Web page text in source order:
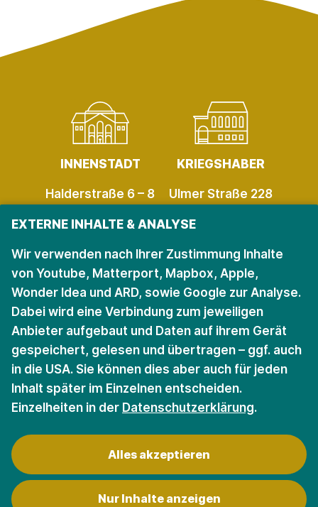
EXTERNE INHALTE & ANALYSE
Wir verwenden nach Ihrer Zustimmung Inhalte
von Youtube, Matterport, Mapbox, Apple,
Wonder Idea und ARD, sowie Google zur Analyse.
Dabei wird eine Verbindung zum jeweiligen
Anbieter aufgebaut und Daten auf ihrem Gerät
gespeichert, gelesen und übertragen – ggf. auch
in die USA. Sie können dies aber auch für jeden
Inhalt später im Einzelnen entscheiden.
Einzelheiten in der Datenschutzerklärung.
Alles akzeptieren
Nur Inhalte anzeigen
INNENSTADT
Halderstraße 6 – 8
KRIEGSHABER
Ulmer Straße 228
Bleiben Sie auf dem
Laufenden.
Für den Newsletter anmelden